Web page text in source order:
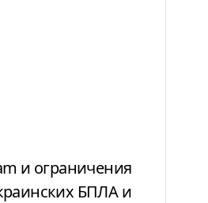
и ограничения
БПЛА и